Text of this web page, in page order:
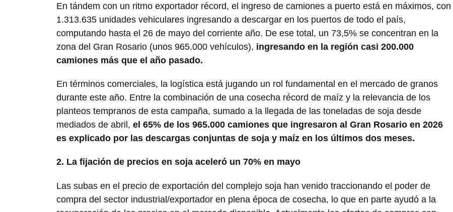
En tándem con un ritmo exportador récord, el ingreso de camiones a puerto está en máximos, con
1.313.635 unidades vehiculares ingresando a descargar en los puertos de todo el país,
computando hasta el 26 de mayo del corriente año. De ese total, un 73,5% se concentran en la
zona del Gran Rosario (unos 965.000 vehículos), ingresando en la región casi 200.000
camiones más que el año pasado.
En términos comerciales, la logística está jugando un rol fundamental en el mercado de granos
durante este año. Entre la combinación de una cosecha récord de maíz y la relevancia de los
planteos tempranos de esta campaña, sumado a la llegada de las toneladas de soja desde
mediados de abril, el 65% de los 965.000 camiones que ingresaron al Gran Rosario en 2026
es explicado por las descargas conjuntas de soja y maíz en los últimos dos meses.
2. La fijación de precios en soja aceleró un 70% en mayo
Las subas en el precio de exportación del complejo soja han venido traccionando el poder de
compra del sector industrial/exportador en plena época de cosecha, lo que en parte ayudó a la